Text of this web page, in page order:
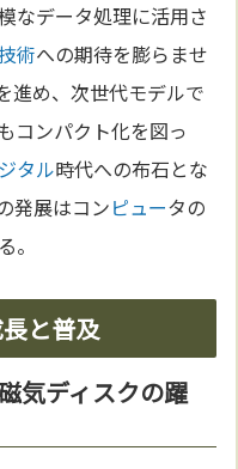
なデータ処理に活用さ
術への期待を膨らませ
進め、次世代モデルで
コンパクト化を図っ
タル時代への布石とな
発展はコンピュータの
。
と普及
気ディスクの躍